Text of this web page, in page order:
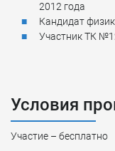
2012 года
Кандидат
Участник ТК
Условия
Участие – бесплатно